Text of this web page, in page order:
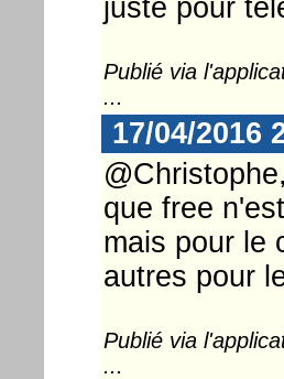
juste pour
Publié via
...
17/04/2016
que free
mais pour le
autres pour
Publié via
...